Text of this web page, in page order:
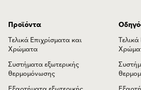
Προϊόντα
Τελικά Επιχρίσματα και
Χρώματα
Συστήματα εξωτερικής
θερμομόνωσης